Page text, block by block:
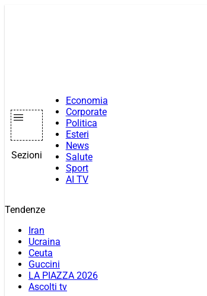
Sezioni
Economia
Corporate
Politica
Esteri
News
Salute
Sport
AI TV
Tendenze
Iran
Ucraina
Ceuta
Guccini
LA PIAZZA 2026
Ascolti tv